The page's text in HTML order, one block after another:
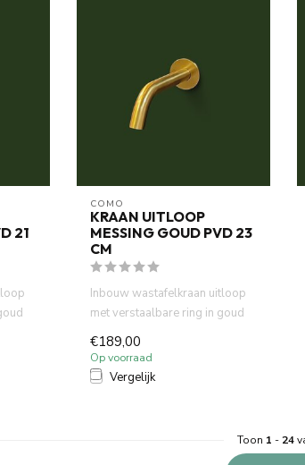
21
COMO
KRAAN UITLOOP
MESSING GOUD PVD 23
CM
Inbouw wastafelkraan uitloop
met verstaalbare ring in goud
PVD. Waterbesparende ...
€189,00
Op voorraad
Vergelijk
Toon 1 - 24